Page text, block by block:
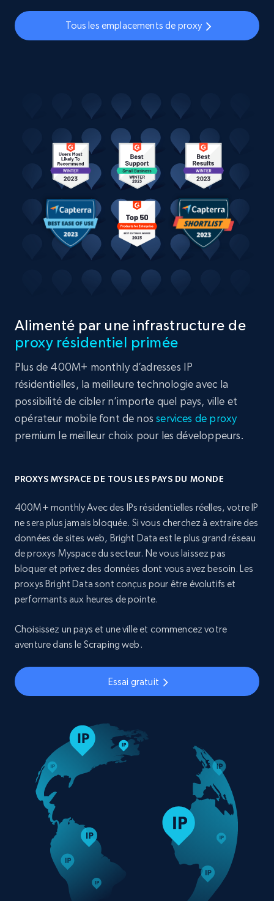
Tous les emplacements de proxy
Alimenté par une infrastructure de
proxy résidentiel primée
Plus de 400M+ monthly d’adresses IP
résidentielles, la meilleure technologie avec la
possibilité de cibler n’importe quel pays, ville et
opérateur mobile font de nosservices de proxy
premium le meilleur choix pour les développeurs.
PROXYS MYSPACE DE TOUS LES PAYS DU MONDE
400M+ monthly Avec des IPs résidentielles réelles, votre IP
ne sera plus jamais bloquée. Si vous cherchez à extraire des
données de sites web, Bright Data est le plus grand réseau
de proxys Myspace du secteur. Ne vous laissez pas
bloquer et privez des données dont vous avez besoin. Les
proxys Bright Data sont conçus pour être évolutifs et
performants aux heures de pointe.
Choisissez un pays et une ville et commencez votre
aventure dans le Scraping web.
Essai gratuit